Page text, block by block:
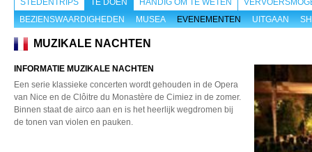
STEDENTRIPS
TE DOEN
BEZIENSWAARDIGHEDEN
MUSEA EVENEMENTEN UITGAAN
HANDIG OM TE WETEN
MUZIKALE NACHTEN
INFORMATIE MUZIKALE NACHTEN
Een serie klassieke concerten wordt gehouden in de Opera
van Nice en de Clôitre du Monastère de Cimiez in de zomer.
Binnen staat de airco aan en is het heerlijk wegdromen bij
de tonen van violen en pauken.